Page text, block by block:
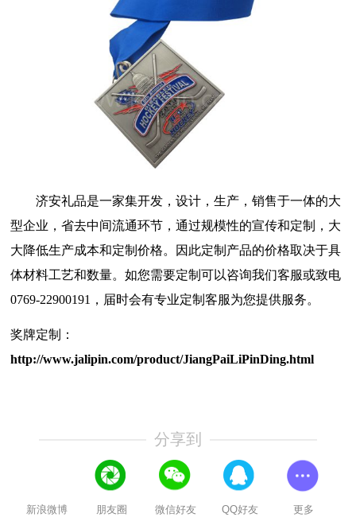
济安礼品是一家集开发，设计，生产，销售于一体的大
型企业，省去中间流通环节，通过规模性的宣传和定制，大
大降低生产成本和定制价格。因此定制产品的价格取决于具
体材料工艺和数量。如您需要定制可以咨询我们客服或致电
0769-22900191，届时会有专业定制客服为您提供服务。
奖牌定制：
http://www.jalipin.com/product/JiangPaiLiPinDing.html
分享到
新浪微博 朋友圈 微信好友 QQ好友 更多